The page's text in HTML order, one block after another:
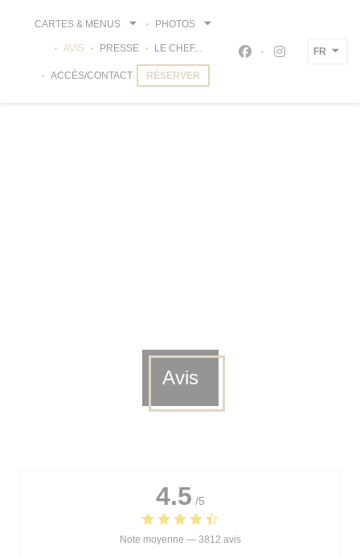
CARTES & MENUS PHOTOS
AVIS PRESSE LE CHEF...
ACCÈS/CONTACT RÉSERVER
Facebook ((ouvre
Instagram
FR
Avis
4.5 /5
Note moyenne — 3812 avis